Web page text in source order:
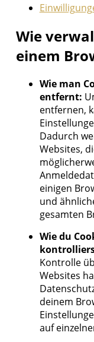
Wie
einem
Wie man
entfernt:
entfernen,
Dadurch
Websites,
einigen
und
gesamten
Wie du
Kontrolle
Websites
deinem
auf